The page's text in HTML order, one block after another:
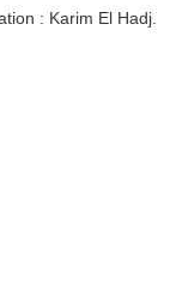
: Karim El Hadj.